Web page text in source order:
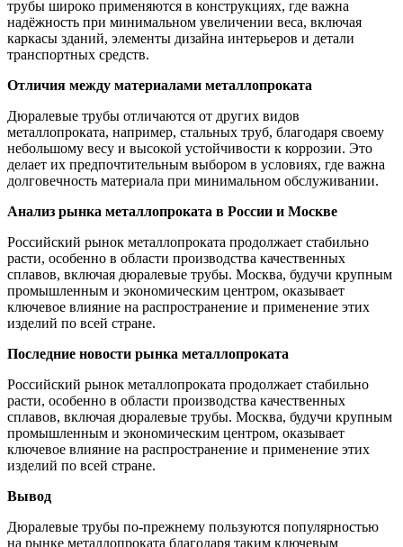
трубы широко применяются в конструкциях, где важна
надёжность при минимальном увеличении веса, включая
каркасы зданий, элементы дизайна интерьеров и детали
транспортных средств.
Отличия между материалами металлопроката
Дюралевые трубы отличаются от других видов
металлопроката, например, стальных труб, благодаря своему
небольшому весу и высокой устойчивости к коррозии. Это
делает их предпочтительным выбором в условиях, где важна
долговечность материала при минимальном обслуживании.
Анализ рынка металлопроката в России и Москве
Российский рынок металлопроката продолжает стабильно
расти, особенно в области производства качественных
сплавов, включая дюралевые трубы. Москва, будучи крупным
промышленным и экономическим центром, оказывает
ключевое влияние на распространение и применение этих
изделий по всей стране.
Последние новости рынка металлопроката
Российский рынок металлопроката продолжает стабильно
расти, особенно в области производства качественных
сплавов, включая дюралевые трубы. Москва, будучи крупным
промышленным и экономическим центром, оказывает
ключевое влияние на распространение и применение этих
изделий по всей стране.
Вывод
Дюралевые трубы по-прежнему пользуются популярностью
на рынке металлопроката благодаря таким ключевым